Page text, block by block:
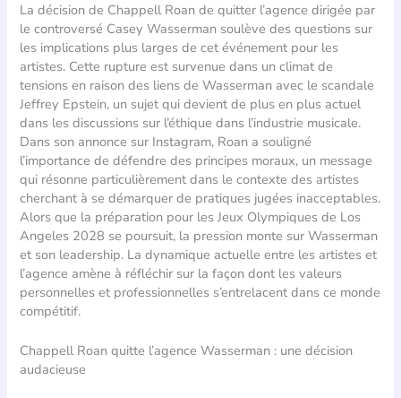
La décision de Chappell Roan de quitter l’agence dirigée par
le controversé Casey Wasserman soulève des questions sur
les implications plus larges de cet événement pour les
artistes. Cette rupture est survenue dans un climat de
tensions en raison des liens de Wasserman avec le scandale
Jeffrey Epstein, un sujet qui devient de plus en plus actuel
dans les discussions sur l’éthique dans l’industrie musicale.
Dans son annonce sur Instagram, Roan a souligné
l’importance de défendre des principes moraux, un message
qui résonne particulièrement dans le contexte des artistes
cherchant à se démarquer de pratiques jugées inacceptables.
Alors que la préparation pour les Jeux Olympiques de Los
Angeles 2028 se poursuit, la pression monte sur Wasserman
et son leadership. La dynamique actuelle entre les artistes et
l’agence amène à réfléchir sur la façon dont les valeurs
personnelles et professionnelles s’entrelacent dans ce monde
compétitif.
Chappell Roan quitte l’agence Wasserman : une décision
audacieuse